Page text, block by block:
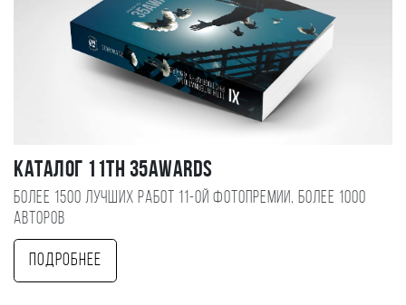
Каталог 11TH 35AWARDS
Более 1500 лучших работ 11-ой фотопремии, более 1000
авторов
Подробнее